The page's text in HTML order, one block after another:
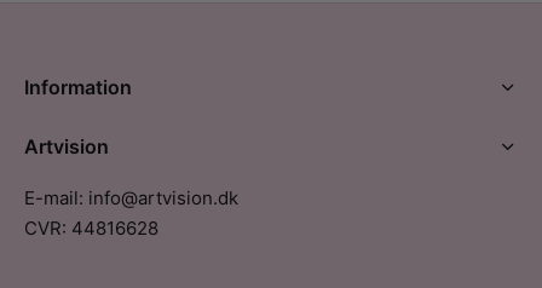
Information
Artvision
E-mail: info@artvision.dk
CVR: 44816628